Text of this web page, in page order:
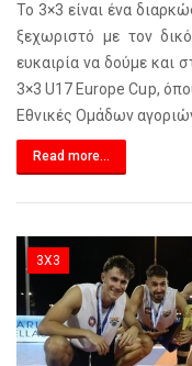
Το 3×3 είναι ένα
ξεχωριστό με τον
ευκαιρία να δούμε και
3×3 U17 Europe Cup,
Εθνικές Ομάδων
Read more...
3X3